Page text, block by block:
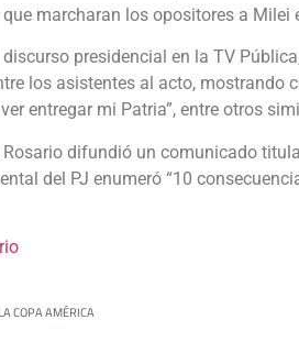
marcharan los opositores a Milei
presidencial en la TV
los asistentes al acto, mostrando
entregar mi Patria”, entre otros
difundió un comunicado
del PJ enumeró “10
COPA AMÉRICA